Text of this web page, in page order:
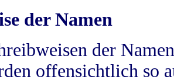
der Namen
der
offensichtlich so